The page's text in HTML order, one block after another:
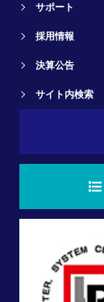
サポート
採用情報
決算公告
サイト内検索